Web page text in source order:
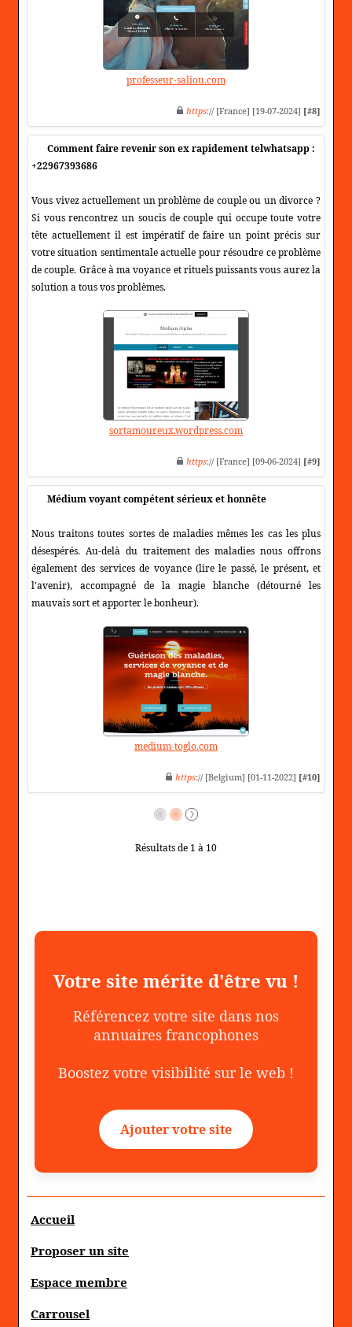
professeur-saliou.com
https:// [France] [19-07-2024] [#8]
Comment faire revenir son ex rapidement telwhatsapp :
+22967393686
Vous vivez actuellement un problème de couple ou un divorce ?
Si vous rencontrez un soucis de couple qui occupe toute votre
tête actuellement il est impératif de faire un point précis sur
votre situation sentimentale actuelle pour résoudre ce problème
de couple. Grâce à ma voyance et rituels puissants vous aurez la
solution a tous vos problèmes.
sortamoureux.wordpress.com
https:// [France] [09-06-2024] [#9]
Médium voyant compétent sérieux et honnête
Nous traitons toutes sortes de maladies mêmes les cas les plus
désespérés. Au-delà du traitement des maladies nous offrons
également des services de voyance (lire le passé, le présent, et
l'avenir), accompagné de la magie blanche (détourné les
mauvais sort et apporter le bonheur).
medium-toglo.com
https:// [Belgium] [01-11-2022] [#10]
Résultats de 1 à 10
Votre site mérite d'être vu !
Référencez votre site dans nos
annuaires francophones
Boostez votre visibilité sur le web !
Ajouter votre site
Accueil
Proposer un site
Espace membre
Carrousel